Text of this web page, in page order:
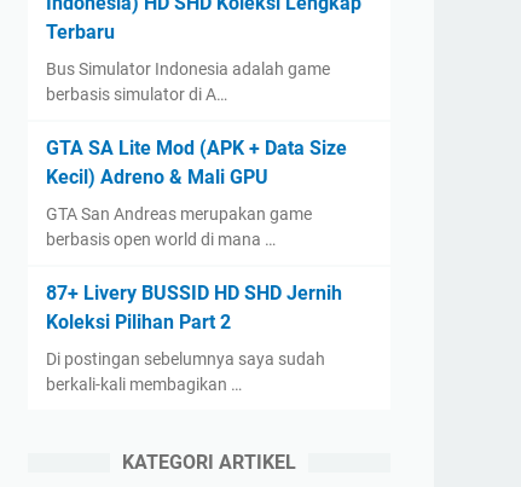
Terbaru
Bus Simulator Indonesia adalah game
berbasis simulator di A…
GTA SA Lite Mod (APK + Data Size
Kecil) Adreno & Mali GPU
GTA San Andreas merupakan game
berbasis open world di mana …
87+ Livery BUSSID HD SHD Jernih
Koleksi Pilihan Part 2
Di postingan sebelumnya saya sudah
berkali-kali membagikan …
KATEGORI ARTIKEL